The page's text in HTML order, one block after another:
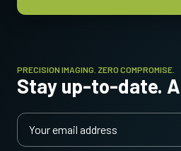
PRECISION IMAGING. ZERO COMPROMISE.
Stay up-to-date.